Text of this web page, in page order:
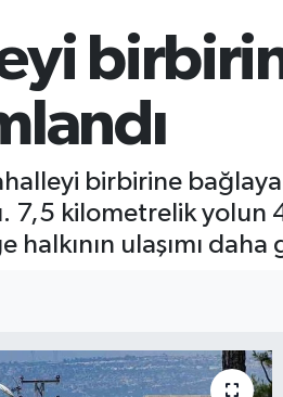
birbirine
7,5 kilometrelik
ulaşımı